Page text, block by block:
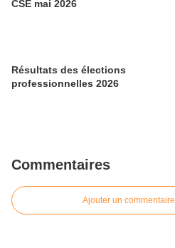
CSE mai 2026
Résultats des élections
professionnelles 2026
Commentaires
Ajouter un commentaire